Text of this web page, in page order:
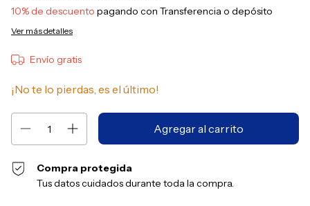
10% de descuento pagando con Transferencia o depósito
Ver más detalles
Envío gratis
¡No te lo pierdas, es el último!
Compra protegida
Tus datos cuidados durante toda la compra.